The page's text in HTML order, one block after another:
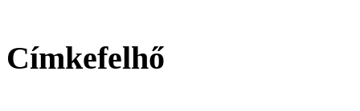
Címkefelhő